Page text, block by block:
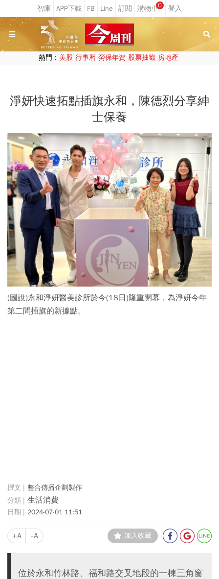
0
熱門： 美股 行事曆 勞保年資 股票抽籤 房地產
淨妍快速拓點插旗永和，陳德烈分享紳
士保養
(圖說)永和淨妍醫美診所於今(18日)隆重開幕，為淨妍今年
第二間插旗的新據點。
整合傳播企劃製作
生活消費
2024-07-01 11:51
+A -A 加入收藏
位於永和竹林路、福和路交叉地段的一棟三角窗